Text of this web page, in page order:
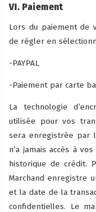
VI. Paiement
Lors du paiement de
de régler en
-PAYPAL
-Paiement par carte
La technologie
utilisée pour vos
sera enregistrée par
n’a jamais accès à
historique de crédit.
Marchand enregistre
et la date de la
confidentielles. Le